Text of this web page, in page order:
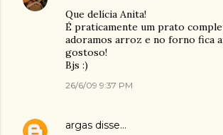
Que delícia Anita!
É praticamente um prato
adoramos arroz e no forno fica
gostoso!
Bjs :)
26/6/09 9:37 PM
argas disse…